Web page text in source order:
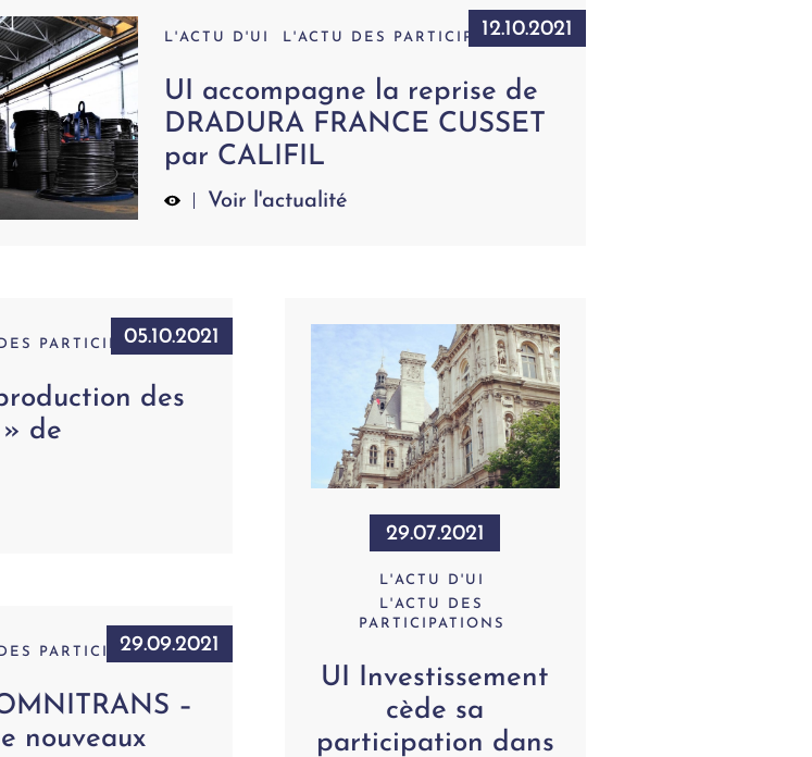
12.10.2021
L'ACTU D'UI L'ACTU DES PARTICIPATIONS
UI accompagne la reprise de
DRADURA FRANCE CUSSET
par CALIFIL
Voir l'actualité
05.10.2021
PARTICIPATIONS
des
de
29.09.2021
PARTICIPATIONS
–
nouveaux
29.07.2021
L'ACTU D'UI
L'ACTU DES
PARTICIPATIONS
UI Investissement
cède sa
participation dans